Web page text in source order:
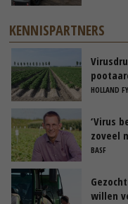
KENNISPARTNERS
HOLLAND
‘Virus
zoveel
BASF
willen